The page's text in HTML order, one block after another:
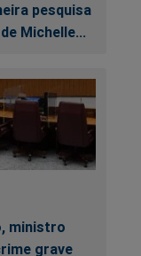
pesquisa
Michelle...
ministro
grave